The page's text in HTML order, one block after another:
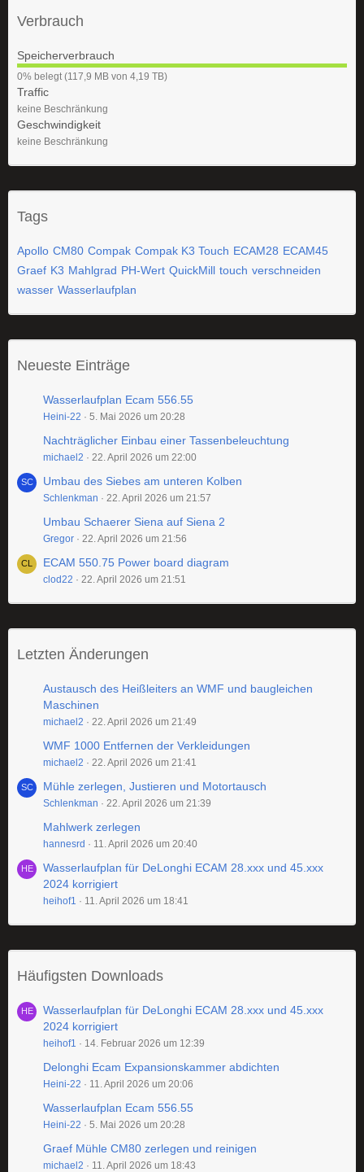
Verbrauch
Speicherverbrauch
0
%
0% belegt (117,9 MB von 4,19 TB)
Traffic
keine Beschränkung
Geschwindigkeit
keine Beschränkung
Tags
Apollo CM80 Compak Compak K3 Touch ECAM28 ECAM45
Graef K3 Mahlgrad PH-Wert QuickMill touch verschneiden
wasser Wasserlaufplan
Neueste Einträge
Wasserlaufplan Ecam 556.55
Heini-22 5. Mai 2026 um 20:28
Nachträglicher Einbau einer Tassenbeleuchtung
michael2 22. April 2026 um 22:00
Umbau des Siebes am unteren Kolben
Schlenkman 22. April 2026 um 21:57
Umbau Schaerer Siena auf Siena 2
Gregor 22. April 2026 um 21:56
ECAM 550.75 Power board diagram
clod22 22. April 2026 um 21:51
Letzten Änderungen
Austausch des Heißleiters an WMF und baugleichen
Maschinen
michael2 22. April 2026 um 21:49
WMF 1000 Entfernen der Verkleidungen
michael2 22. April 2026 um 21:41
Mühle zerlegen, Justieren und Motortausch
Schlenkman 22. April 2026 um 21:39
Mahlwerk zerlegen
hannesrd 11. April 2026 um 20:40
Wasserlaufplan für DeLonghi ECAM 28.xxx und 45.xxx
2024 korrigiert
heihof1 11. April 2026 um 18:41
Häufigsten Downloads
Wasserlaufplan für DeLonghi ECAM 28.xxx und 45.xxx
2024 korrigiert
heihof1 14. Februar 2026 um 12:39
Delonghi Ecam Expansionskammer abdichten
Heini-22 11. April 2026 um 20:06
Wasserlaufplan Ecam 556.55
Heini-22 5. Mai 2026 um 20:28
Graef Mühle CM80 zerlegen und reinigen
michael2 11. April 2026 um 18:43